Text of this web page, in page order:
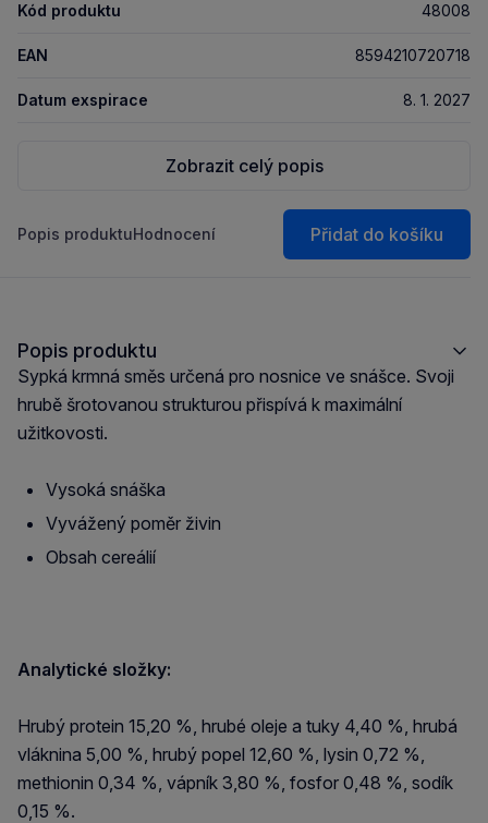
Kód produktu 48008
EAN 8594210720718
Datum exspirace 8. 1. 2027
Zobrazit celý popis
Popis produktuHodnocení Přidat do košíku
Popis produktu
Sypká krmná směs určená pro nosnice ve snášce. Svoji
hrubě šrotovanou strukturou přispívá k maximální
užitkovosti.
Vysoká snáška
Vyvážený poměr živin
Obsah cereálií
Analytické složky:
Hrubý protein 15,20 %, hrubé oleje a tuky 4,40 %, hrubá
vláknina 5,00 %, hrubý popel 12,60 %, lysin 0,72 %,
methionin 0,34 %, vápník 3,80 %, fosfor 0,48 %, sodík
0,15 %.